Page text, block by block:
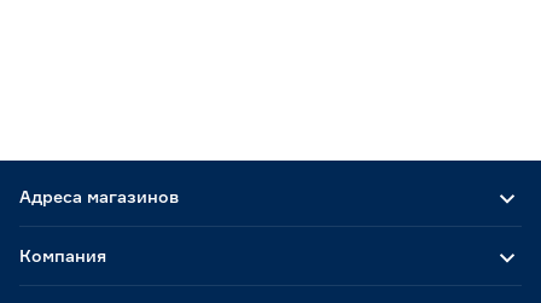
Адреса магазинов
Компания